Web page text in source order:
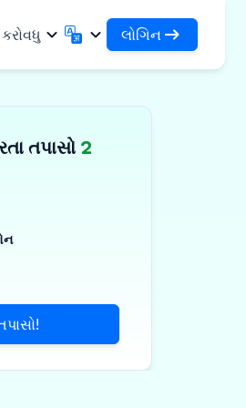
વધુ
বাংলা
લોગિન
DSA તરીકે લોગિન કરો
તપાસો 2